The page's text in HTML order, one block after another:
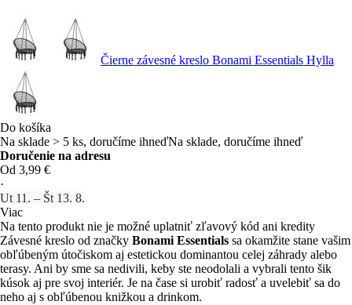
Čierne závesné kreslo Bonami Essentials Hylla
Do košíka
Na sklade > 5 ks, doručíme ihneďNa sklade, doručíme ihneď
Doručenie na adresu
Od 3,99 €
·
Ut 11. – Št 13. 8.
Viac
Na tento produkt nie je možné uplatniť zľavový kód ani kredity
Závesné kreslo od značky Bonami Essentials sa okamžite stane vašim
obľúbeným útočiskom aj estetickou dominantou celej záhrady alebo
terasy. Ani by sme sa nedivili, keby ste neodolali a vybrali tento šik
kúsok aj pre svoj interiér. Je na čase si urobiť radosť a uvelebiť sa do
neho aj s obľúbenou knižkou a drinkom.